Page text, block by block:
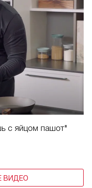
с яйцом пашот"
ВИДЕО